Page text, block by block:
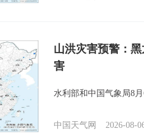
山洪灾害预警：
害
水利部和中国气象局8
中国天气网 2026-08-